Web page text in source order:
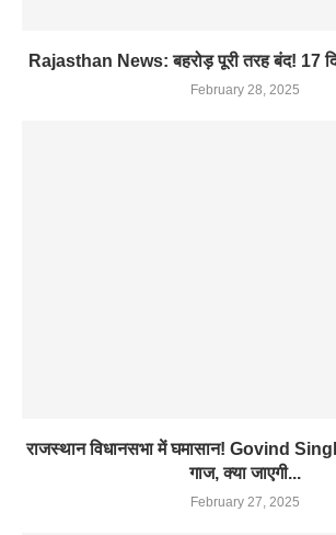
Rajasthan News: बहरोड़ पूरी तरह बंद! 17
February 28, 2025
राजस्थान विधानसभा में घमासान! Govind
गाज, क्या जाएगी...
February 27, 2025